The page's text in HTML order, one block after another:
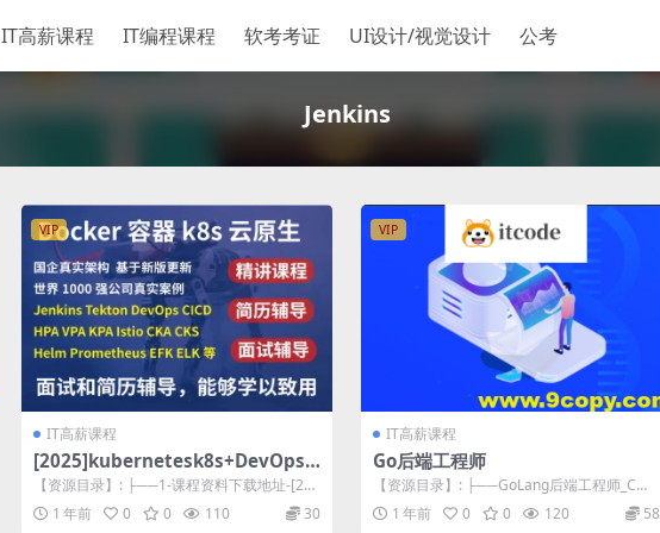
IT高薪课程 IT编程课程 软考考证 UI设计/视觉设计 公考
Jenkins
VIP
IT高薪课程
[2025]kubernetesk8s+DevOps
云原生全栈技术基于世界1000强实
战课程
【资源目录】: ├──1-课程资料下载地址-[202
4]kubernetesk8...
1 年前 0 0 110 30
VIP
IT高薪课程
Go后端工程师
【资源目录】: ├──GoLang后端工程师_C语
言编程入门配套资料 | ├──...
1 年前 0 0 120 58